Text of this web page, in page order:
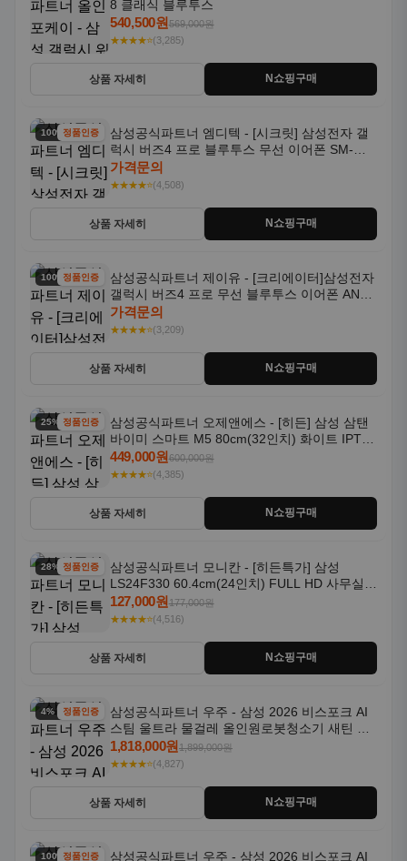
8 클래식 블루투스
540,500원569,000원
★★★★⭐(3,285)
상품 자세히 N쇼핑구매
100% 할인
정품인증
삼성공식파트너 엠디텍 - [시크릿] 삼성전자 갤
럭시 버즈4 프로 블루투스 무선 이어폰 SM-
R640N
가격문의
★★★★⭐(4,508)
상품 자세히 N쇼핑구매
100% 할인
정품인증
삼성공식파트너 제이유 - [크리에이터]삼성전자
갤럭시 버즈4 프로 무선 블루투스 이어폰 ANC
SM-R640N
가격문의
★★★★⭐(3,209)
상품 자세히 N쇼핑구매
25% 할인정품인증
삼성공식파트너 오제앤에스 - [히든] 삼성 삼탠
바이미 스마트 M5 80cm(32인치) 화이트 IPTV
OTT 패키지
449,000원600,000원
★★★★⭐(4,385)
상품 자세히 N쇼핑구매
28% 할인정품인증
삼성공식파트너 모니칸 - [히든특가] 삼성
LS24F330 60.4cm(24인치) FULL HD 사무실/
컴퓨터 모니터
127,000원177,000원
★★★★⭐(4,516)
상품 자세히 N쇼핑구매
4% 할인정품인증
삼성공식파트너 우주 - 삼성 2026 비스포크 AI
스팀 울트라 물걸레 올인원로봇청소기 새틴 그
레이지 AAG
1,818,000원1,899,000원
★★★★⭐(4,827)
상품 자세히 N쇼핑구매
100% 할인
정품인증
삼성공식파트너 우주 - 삼성 2026 비스포크 AI